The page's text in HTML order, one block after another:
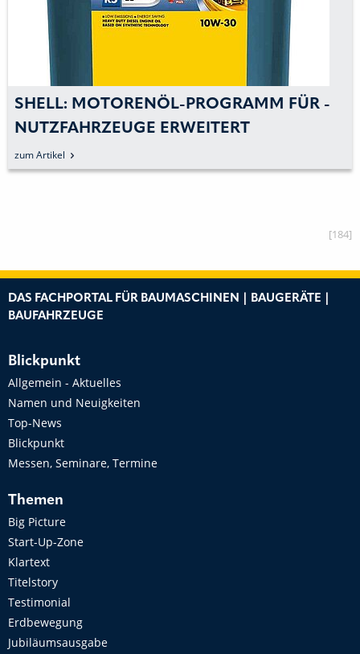
SHELL: MOTORENÖL-PROGRAMM FÜR ­
NUTZFAHRZEUGE ERWEITERT
zum Artikel
[184]
DAS FACHPORTAL FÜR BAUMASCHINEN | BAUGERÄTE |
BAUFAHRZEUGE
Blickpunkt
Allgemein - Aktuelles
Namen und Neuigkeiten
Top-News
Blickpunkt
Messen, Seminare, Termine
Themen
Big Picture
Start-Up-Zone
Klartext
Titelstory
Testimonial
Erdbewegung
Jubiläumsausgabe